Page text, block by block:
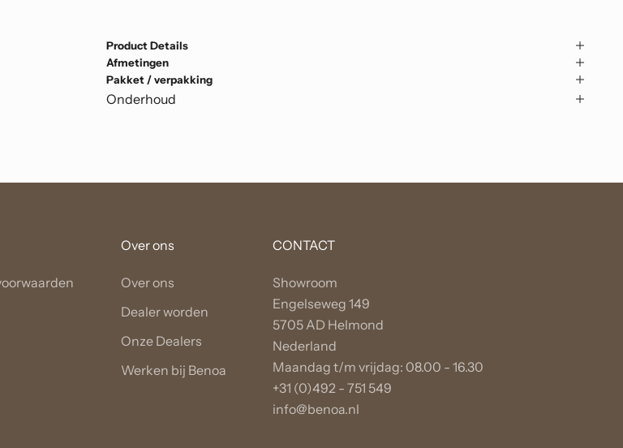
Product Details
Afmetingen
Pakket / verpakking
Onderhoud
Over ons
Over ons
Dealer worden
Onze Dealers
Werken bij Benoa
CONTACT
Showroom
Engelseweg 149
5705 AD Helmond
Nederland
Maandag t/m vrijdag: 08.00 - 16.30
+31 (0)492 - 751 549
info@benoa.nl